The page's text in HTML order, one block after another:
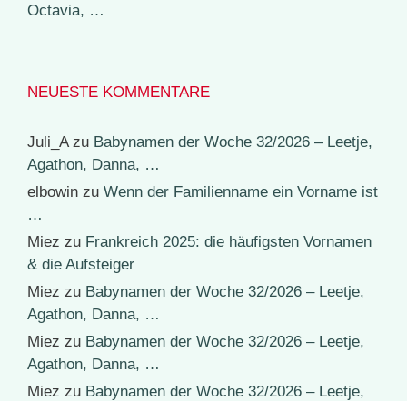
Octavia, …
NEUESTE KOMMENTARE
Juli_Azu Babynamen der Woche 32/2026 – Leetje,
Agathon, Danna, …
elbowin zu Wenn der Familienname ein Vorname ist
…
Miez zu Frankreich 2025: die häufigsten Vornamen
& die Aufsteiger
Miez zu Babynamen der Woche 32/2026 – Leetje,
Agathon, Danna, …
Miez zu Babynamen der Woche 32/2026 – Leetje,
Agathon, Danna, …
Miez zu Babynamen der Woche 32/2026 – Leetje,